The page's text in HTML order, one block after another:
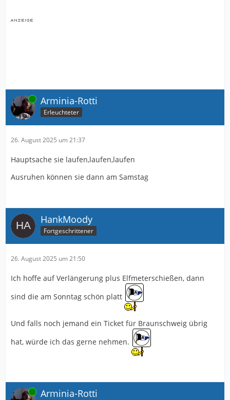
Online Arminia-Rotti
Erleuchteter
26. August 2025 um 21:37
Hauptsache sie laufen,laufen,laufen
Ausruhen können sie dann am Samstag
HankMoody
Fortgeschrittener
26. August 2025 um 21:50
Ich hoffe auf Verlängerung plus Elfmeterschießen, dann
sind die am Sonntag schön platt
Und falls noch jemand ein Ticket für Braunschweig übrig
hat, würde ich das gerne nehmen.
Online Arminia-Rotti